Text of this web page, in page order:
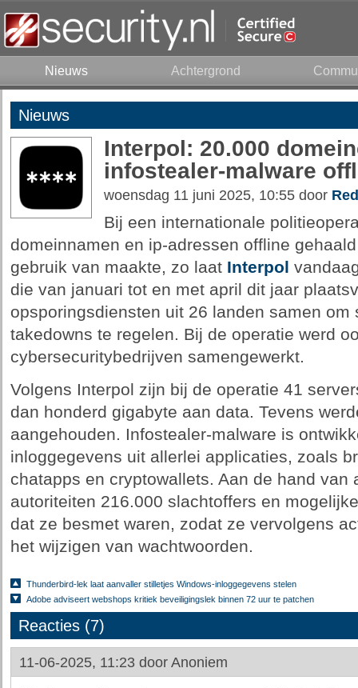
Nieuws Achtergrond
Nieuws
Interpol: 20.000
infostealer-malware
woensdag 11 juni 2025, 10:55 door
Bij een internationale
domeinnamen en ip-adressen offline
gebruik van maakte, zo laat Interpol
die van januari tot en met april dit jaar
opsporingsdiensten uit 26 landen samen
takedowns te regelen. Bij de operatie werd
cybersecuritybedrijven samengewerkt.
Volgens Interpol zijn bij de operatie 41
dan honderd gigabyte aan data. Tevens
aangehouden. Infostealer-malware is
inloggegevens uit allerlei applicaties, zoals
chatapps en cryptowallets. Aan de hand van
autoriteiten 216.000 slachtoffers en
dat ze besmet waren, zodat ze vervolgens
het wijzigen van wachtwoorden.
Thunderbird-lek laat aanvaller stilletjes Windows-inloggegevens stelen
Adobe adviseert webshops kritiek beveiligingslek binnen 72 uur te patchen
Reacties (7)
11-06-2025, 11:23 door Anoniem